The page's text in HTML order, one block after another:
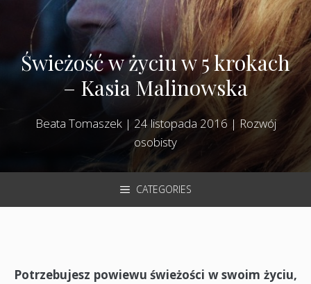
Świeżość w życiu w 5 krokach
– Kasia Malinowska
Beata Tomaszek| 24 listopada 2016 | Rozwój
osobisty
CATEGORIES
Potrzebujesz powiewu świeżości w swoim życiu,